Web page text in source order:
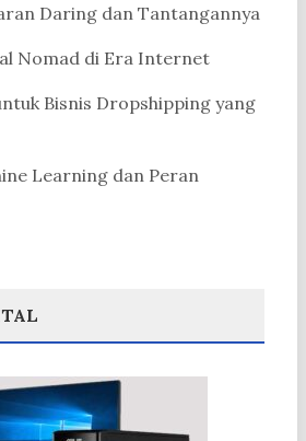
Daring dan Tantangannya
Nomad di Era Internet
Bisnis Dropshipping yang
Learning dan Peran